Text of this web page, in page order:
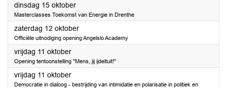
dinsdag 15 oktober2024
Masterclasses Toekomst van Energie in Drenthe
zaterdag 12 oktober2024
Officiële uitnodiging opening Angelslo Academy
vrijdag 11 oktober2024
Opening tentoonstelling "Mens, jij ijdeltuit!"
vrijdag 11 oktober2024
Democratie in dialoog - bestrijding van intimidatie en polarisatie in politiek en